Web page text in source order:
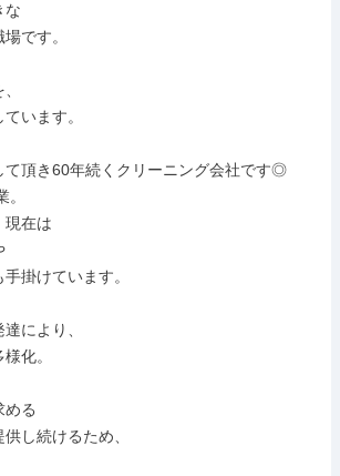
な
です。
います。
て頂き60年続くクリーニング会社です◎
現在は
掛けています。
により、
化。
める
し続けるため、